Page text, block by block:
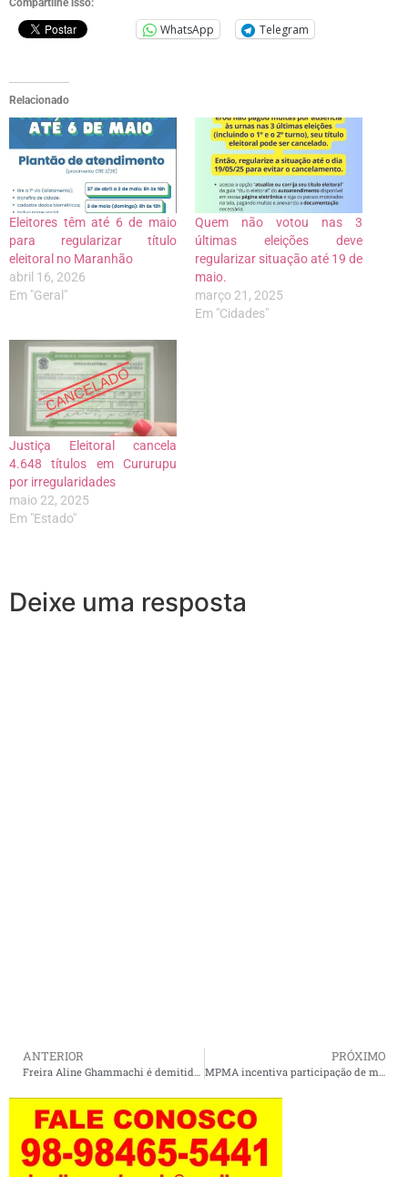
Compartilhe isso:
WhatsApp Telegram
Relacionado
Eleitores têm até 6 de maio
para regularizar título
eleitoral no Maranhão
abril 16, 2026
Em "Geral"
Quem não votou nas 3
últimas eleições deve
regularizar situação até 19 de
maio.
março 21, 2025
Em "Cidades"
Justiça Eleitoral cancela
4.648 títulos em Cururupu
por irregularidades
maio 22, 2025
Em "Estado"
Deixe uma resposta
ANTERIOR PRÓXIMO